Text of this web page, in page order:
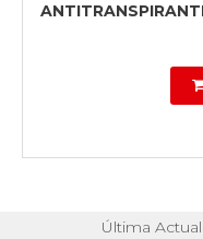
Última